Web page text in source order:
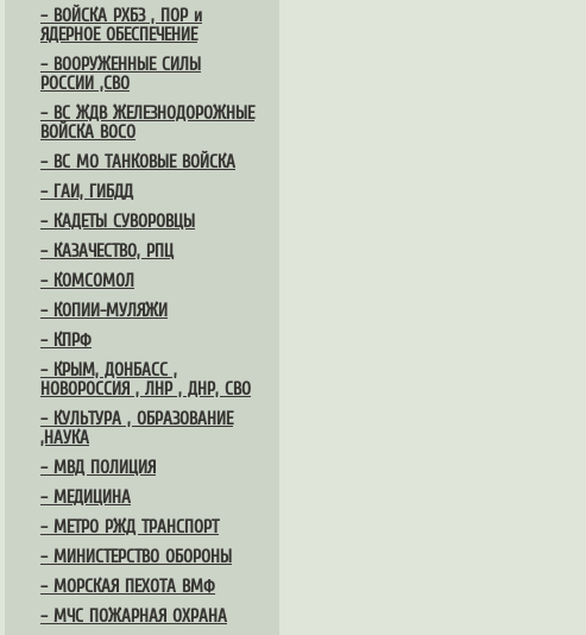
– ВОЙСКА РХБЗ , ПОР и
ЯДЕРНОЕ ОБЕСПЕЧЕНИЕ
– ВООРУЖЕННЫЕ СИЛЫ
РОССИИ ,СВО
– ВС ЖДВ ЖЕЛЕЗНОДОРОЖНЫЕ
ВОЙСКА ВОСО
– ВС МО ТАНКОВЫЕ ВОЙСКА
– ГАИ, ГИБДД
– КАДЕТЫ СУВОРОВЦЫ
– КАЗАЧЕСТВО, РПЦ
– КОМСОМОЛ
– КОПИИ-МУЛЯЖИ
– КПРФ
– КРЫМ, ДОНБАСС ,
НОВОРОССИЯ , ЛНР , ДНР, СВО
– КУЛЬТУРА , ОБРАЗОВАНИЕ
,НАУКА
– МВД ПОЛИЦИЯ
– МЕДИЦИНА
– МЕТРО РЖД ТРАНСПОРТ
– МИНИСТЕРСТВО ОБОРОНЫ
– МОРСКАЯ ПЕХОТА ВМФ
– МЧС ПОЖАРНАЯ ОХРАНА